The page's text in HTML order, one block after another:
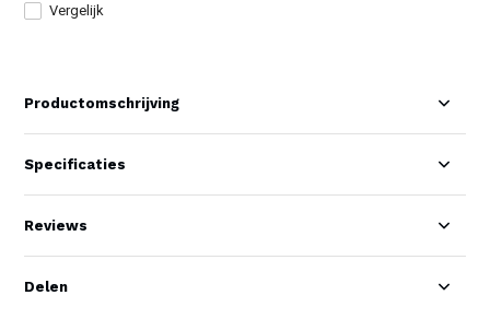
Vergelijk
Productomschrijving
Specificaties
Reviews
Delen